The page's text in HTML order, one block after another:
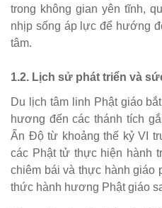
trong không gian yên tĩnh,
nhịp sống áp lực để hướng
tâm.
1.2. Lịch sử phát triển và
Du lịch tâm linh Phật giáo
hương đến các thánh tích
Ấn Độ từ khoảng thế kỷ VI
các Phật tử thực hiện hành
chiêm bái và thực hành giáo
thức hành hương Phật giáo